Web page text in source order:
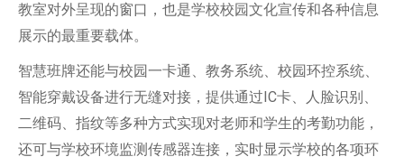
教室对外呈现的窗口，也是学校校园文化宣传和各种信息
展示的最重要载体。
智慧班牌还能与校园一卡通、教务系统、校园环控系统、
智能穿戴设备进行无缝对接，提供通过IC卡、人脸识别、
二维码、指纹等多种方式实现对老师和学生的考勤功能，
还可与学校环境监测传感器连接，实时显示学校的各项环